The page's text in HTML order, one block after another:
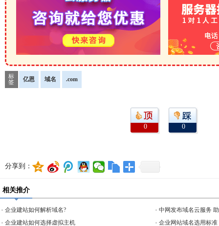
标
签
亿恩 域名 .com
0 0
分享到：
相关推介
企业建站如何解析域名?
企业建站如何选择虚拟主机
中网发布域名云服务
企业网站域名选用标准